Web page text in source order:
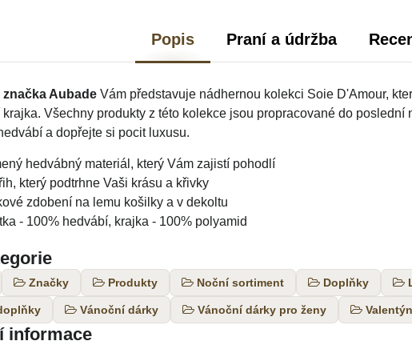
Popis Praní a údržba
značka AubadeVám představuje nádhernou kolekci Soie D'Amour,
Všechny produkty z této kolekce jsou propracované do
a dopřejte si pocit luxusu.
hedvábný materiál, který Vám zajistí pohodlí
který podtrhne Vaši krásu a křivky
zdobení na lemu košilky a v dekoltu
- 100% hedvábí, krajka - 100% polyamid
Značky Produkty Noční sortiment Doplňky
Vánoční dárky Vánoční dárky pro ženy
informace